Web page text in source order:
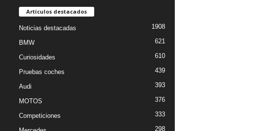
Artículos destacados
Noticias destacadas 1908
BMW 621
Curiosidades 610
Pruebas coches 439
Audi 393
MOTOS 376
Competiciones 333
298